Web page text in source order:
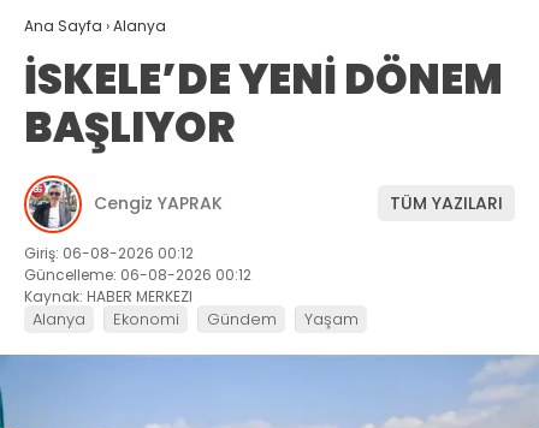
Ana Sayfa ›Alanya
İSKELE’DE YENİ DÖNEM
BAŞLIYOR
Cengiz YAPRAK TÜM YAZILARI
Giriş: 06-08-2026 00:12
Güncelleme: 06-08-2026 00:12
Kaynak: HABER MERKEZI
Alanya Ekonomi Gündem Yaşam